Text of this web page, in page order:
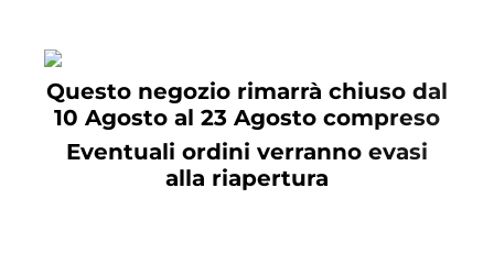
Questo negozio rimarrà chiuso dal
10 Agosto al 23 Agosto compreso
Eventuali ordini verranno evasi
alla riapertura